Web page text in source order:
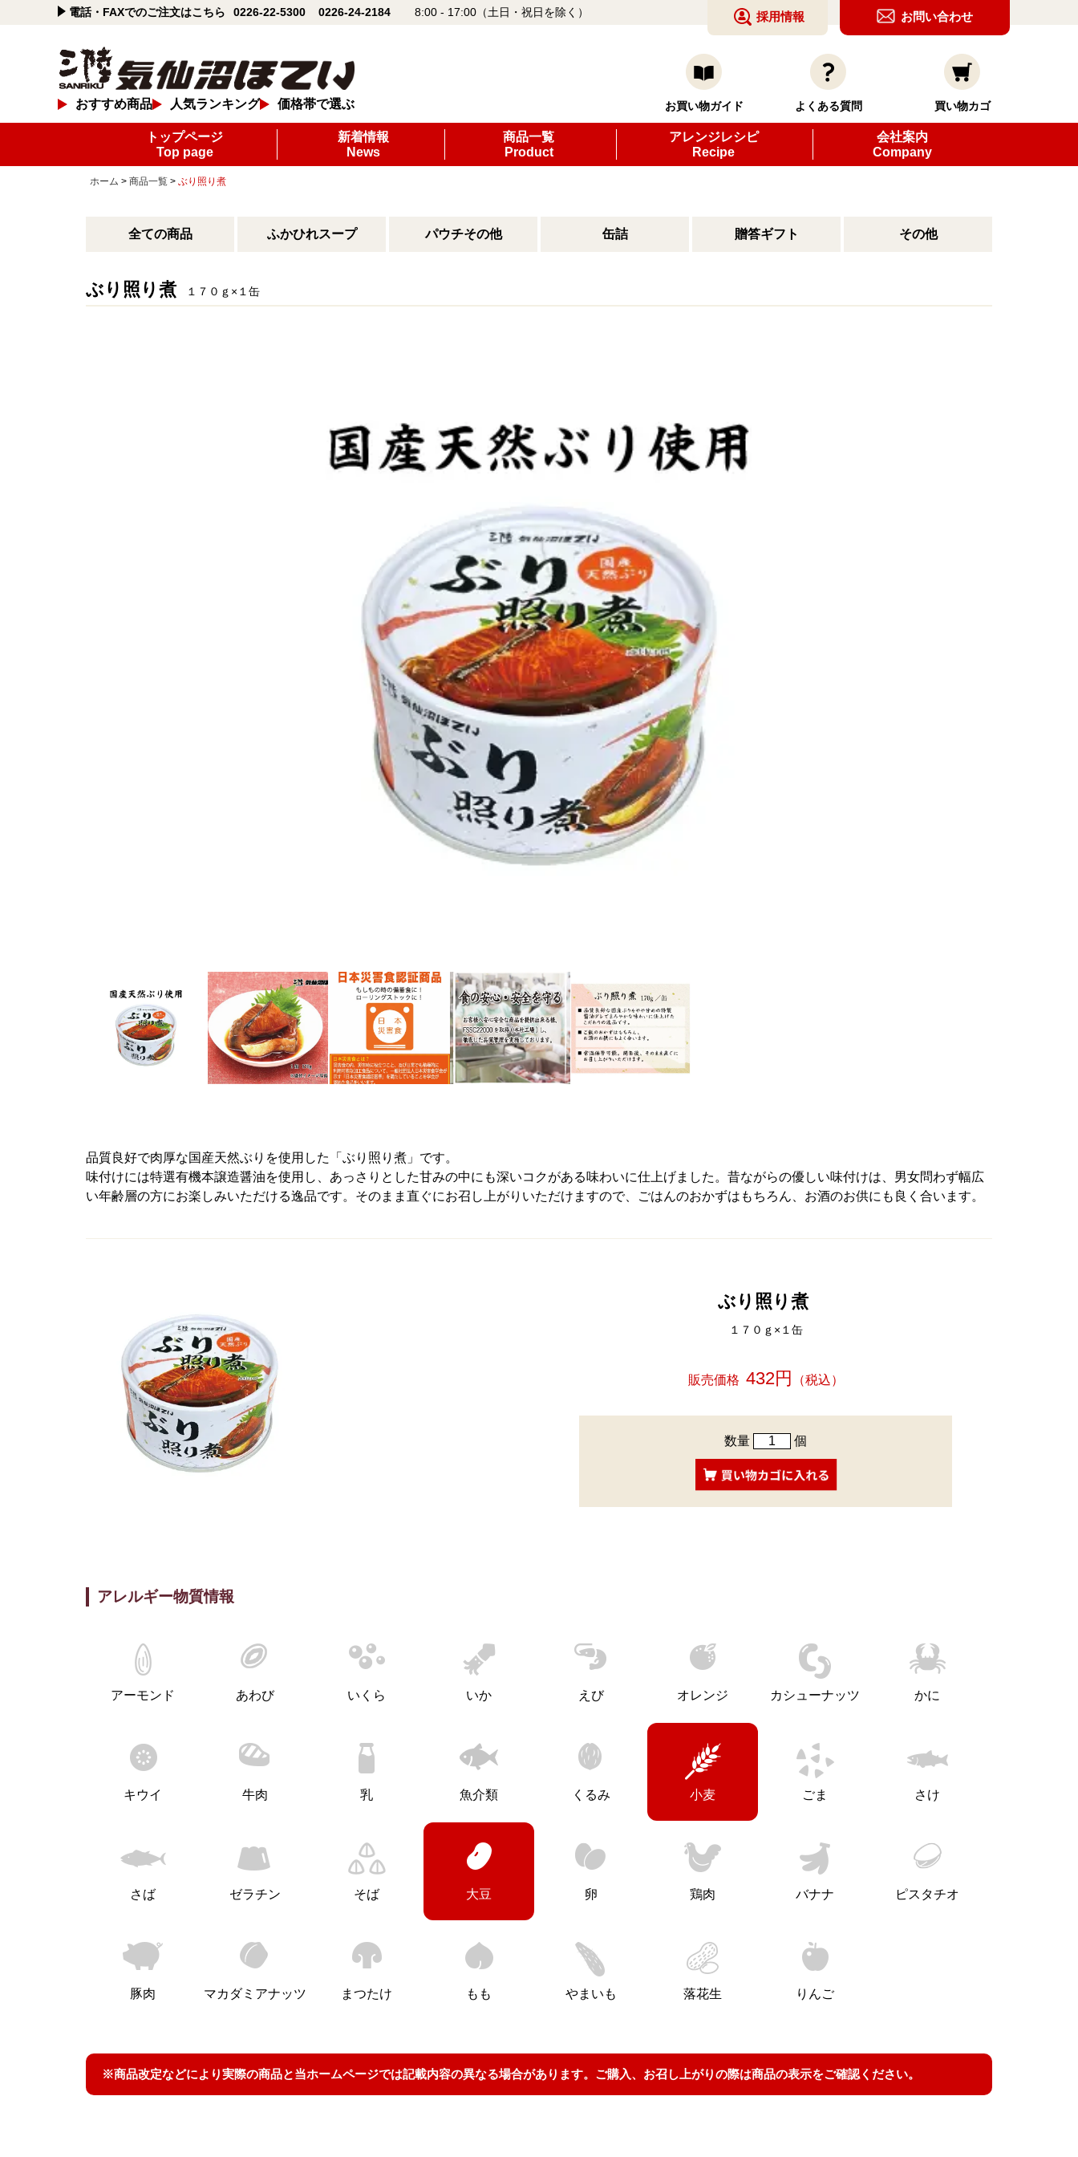
電話・FAXでのご注文はこちら 0226-22-5300 0226-24-2184 8:00 - 17:00（土日・祝日を除く） 採用情報 お問い合わせ
おすすめ商品 人気ランキング 価格帯で選ぶ お買い物ガイド よくある質問 買い物カゴ
トップページ
Top page
新着情報
News
商品一覧
Product
アレンジレシピ
Recipe
会社案内
Company
ホーム > 商品一覧 > ぶり照り煮
全ての商品 ふかひれスープ パウチその他 缶詰 贈答ギフト その他
ぶり照り煮 １７０ｇ×１缶
品質良好で肉厚な国産天然ぶりを使用した「ぶり照り煮」です。
味付けには特選有機本譲造醤油を使用し、あっさりとした甘みの中にも深いコクがある味わいに仕上げました。昔ながらの優しい味付けは、男女問わず幅広
い年齢層の方にお楽しみいただける逸品です。そのまま直ぐにお召し上がりいただけますので、ごはんのおかずはもちろん、お酒のお供にも良く合います。
ぶり照り煮
１７０ｇ×１缶
販売価格 432円 （税込）
数量 個
アレルギー物質情報
アーモンド あわび いくら いか えび オレンジ カシューナッツ かに
キウイ 牛肉 乳 魚介類 くるみ 小麦 ごま さけ
さば ゼラチン そば 大豆 卵 鶏肉 バナナ ピスタチオ
豚肉 マカダミアナッツ まつたけ もも やまいも 落花生 りんご
※商品改定などにより実際の商品と当ホームページでは記載内容の異なる場合があります。ご購入、お召し上がりの際は商品の表示をご確認ください。